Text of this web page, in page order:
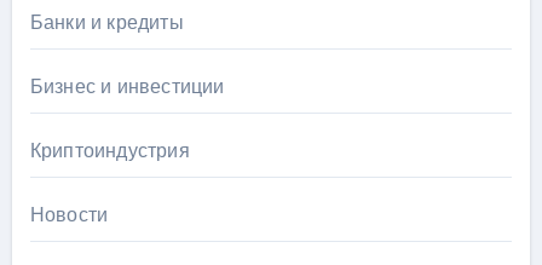
Банки и кредиты
Бизнес и инвестиции
Криптоиндустрия
Новости